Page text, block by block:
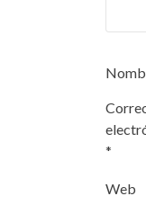
*
Web